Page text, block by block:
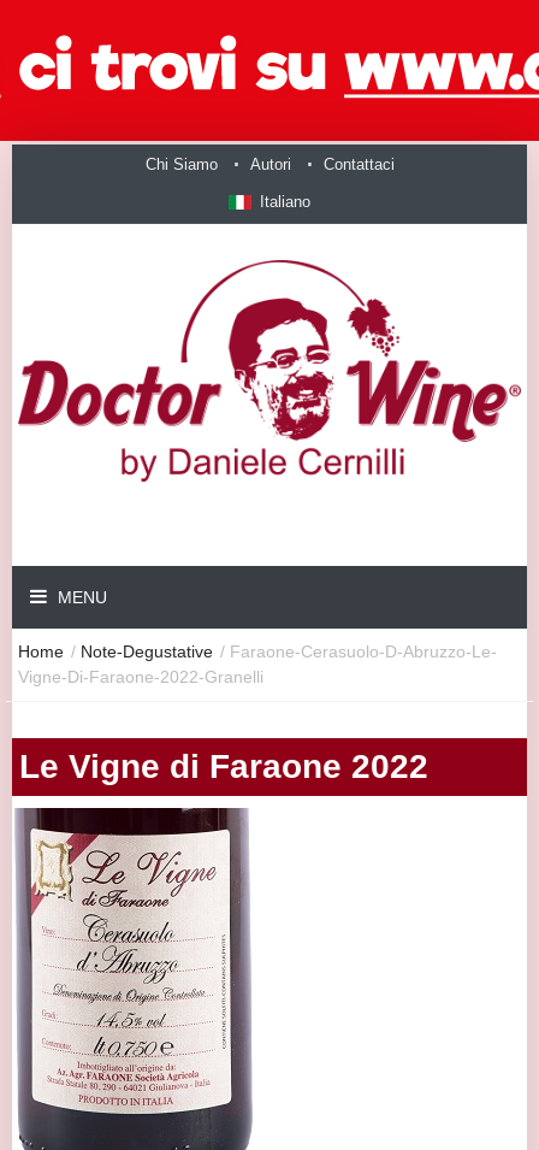
Chi Siamo Autori Contattaci
Italiano
MENU
Home / Note-Degustative / Faraone-Cerasuolo-D-Abruzzo-Le-
Vigne-Di-Faraone-2022-Granelli
Le Vigne di Faraone 2022